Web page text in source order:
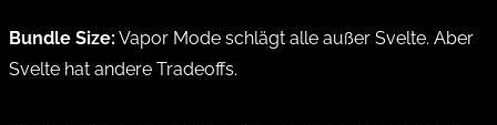
Bundle Size: Vapor Mode schlägt alle außer Svelte. Aber
Svelte hat andere Tradeoffs.